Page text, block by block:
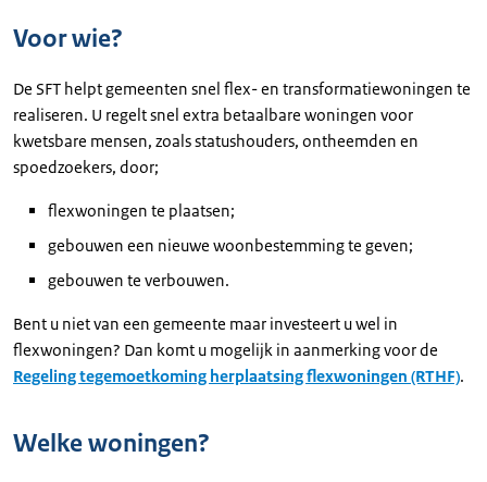
Voor wie?
De SFT helpt gemeenten snel flex- en transformatiewoningen te
realiseren. U regelt snel extra betaalbare woningen voor
kwetsbare mensen, zoals statushouders, ontheemden en
spoedzoekers, door;
flexwoningen te plaatsen;
gebouwen een nieuwe woonbestemming te geven;
gebouwen te verbouwen.
Bent u niet van een gemeente maar investeert u wel in
flexwoningen? Dan komt u mogelijk in aanmerking voor de
Regeling tegemoetkoming herplaatsing flexwoningen (RTHF).
Welke woningen?